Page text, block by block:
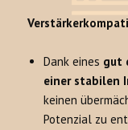
Dank eines gut
einer stabilen
keinen
Potenzial zu